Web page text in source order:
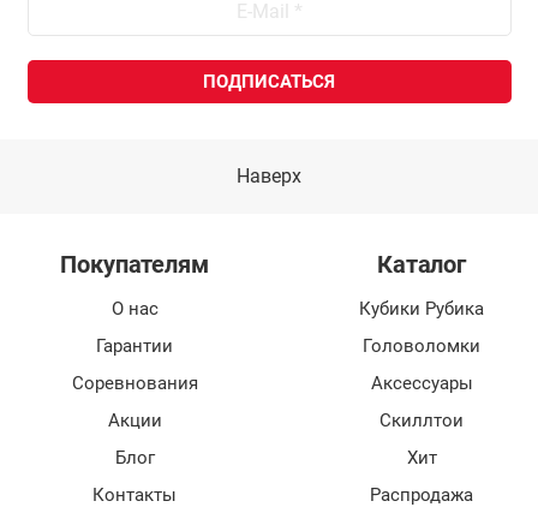
Наверх
Покупателям
О нас
Гарантии
Соревнования
Акции
Блог
Контакты
Каталог
Кубики Рубика
Головоломки
Аксессуары
Скиллтои
Хит
Распродажа